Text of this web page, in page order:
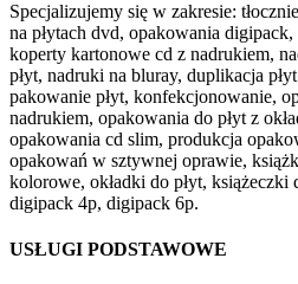
Specjalizujemy się w zakresie:
na płytach dvd, opakowania
koperty kartonowe cd z nadrukiem,
płyt, nadruki na bluray, duplikacja
pakowanie płyt, konfekcjonowanie,
nadrukiem, opakowania do płyt z
opakowania cd slim, produkcja
opakowań w sztywnej oprawie,
kolorowe, okładki do płyt, książeczki
digipack 4p, digipack 6p.
USŁUGI PODSTAWOWE